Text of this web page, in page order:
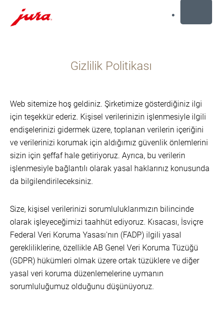
Gizlilik Politikası
Web sitemize hoş geldiniz. Şirketimize gösterdiğiniz ilgi
için teşekkür ederiz. Kişisel verilerinizin işlenmesiyle ilgili
endişelerinizi gidermek üzere, toplanan verilerin içeriğini
ve verilerinizi korumak için aldığımız güvenlik önlemlerini
sizin için şeffaf hale getiriyoruz. Ayrıca, bu verilerin
işlenmesiyle bağlantılı olarak yasal haklarınız konusunda
da bilgilendirileceksiniz.
Size, kişisel verilerinizi sorumluluklarımızın bilincinde
olarak işleyeceğimizi taahhüt ediyoruz. Kısacası, İsviçre
Federal Veri Koruma Yasası'nın (FADP) ilgili yasal
gerekliliklerine, özellikle AB Genel Veri Koruma Tüzüğü
(GDPR) hükümleri olmak üzere ortak tüzüklere ve diğer
yasal veri koruma düzenlemelerine uymanın
sorumluluğumuz olduğunu düşünüyoruz.